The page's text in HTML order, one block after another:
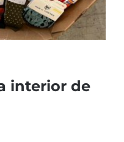
interior de